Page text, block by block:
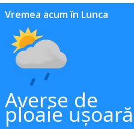
Vremea acum în Lunca
Averse de
ploaie ușoară